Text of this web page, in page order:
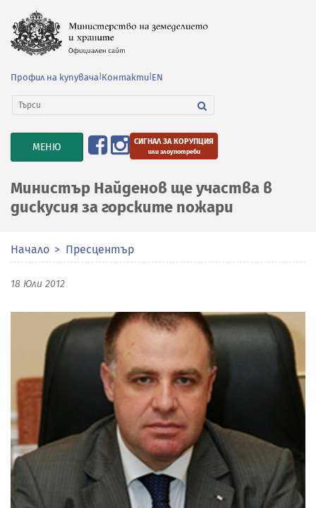
Профил на купувача Контакти EN
TOGGLE
NAVIGATION
МЕНЮ СИГНАЛ ЗА КОРУПЦИЯ
или злоупотреби
Министър Найденов ще участва в
дискусия за горските пожари
Начало Пресцентър
18 Юли 2012